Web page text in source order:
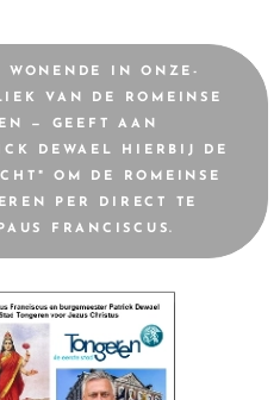
WONENDE IN ONZE-
VAN DE ROMEINSE
— GEEFT AAN
DEWAEL HIERBIJ DE
OM DE ROMEINSE
PER DIRECT TE
FRANCISCUS.